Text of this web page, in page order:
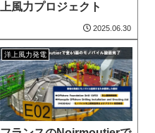
上風力プロジェクト
2025.06.30
洋上風力発電